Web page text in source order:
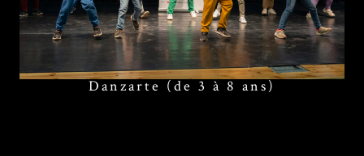
Danzarte (de 3 à 8 ans)